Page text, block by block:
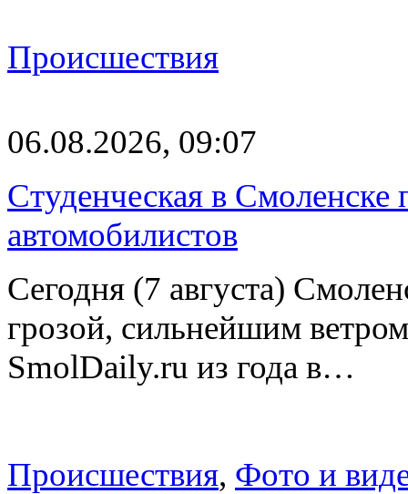
Происшествия
06.08.2026, 09:07
Студенческая в Смоленске
автомобилистов
Сегодня (7 августа)
грозой, сильнейшим
SmolDaily.ru из года в…
Происшествия, Фото и